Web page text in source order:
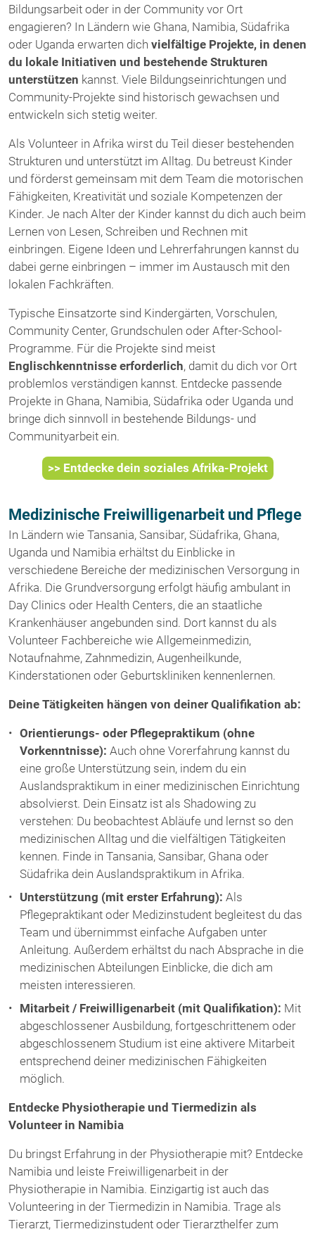
Bildungsarbeit oder in der Community vor Ort
engagieren? In Ländern wie Ghana, Namibia, Südafrika
oder Uganda erwarten dich vielfältige Projekte, in denen
du lokale Initiativen und bestehende Strukturen
unterstützen kannst. Viele Bildungseinrichtungen und
Community-Projekte sind historisch gewachsen und
entwickeln sich stetig weiter.
Als Volunteer in Afrika wirst du Teil dieser bestehenden
Strukturen und unterstützt im Alltag. Du betreust Kinder
und förderst gemeinsam mit dem Team die motorischen
Fähigkeiten, Kreativität und soziale Kompetenzen der
Kinder. Je nach Alter der Kinder kannst du dich auch beim
Lernen von Lesen, Schreiben und Rechnen mit
einbringen. Eigene Ideen und Lehrerfahrungen kannst du
dabei gerne einbringen – immer im Austausch mit den
lokalen Fachkräften.
Typische Einsatzorte sind Kindergärten, Vorschulen,
Community Center, Grundschulen oder After-School-
Programme. Für die Projekte sind meist
Englischkenntnisse erforderlich, damit du dich vor Ort
problemlos verständigen kannst. Entdecke passende
Projekte in Ghana, Namibia, Südafrika oder Uganda und
bringe dich sinnvoll in bestehende Bildungs- und
Communityarbeit ein.
>> Entdecke dein soziales Afrika-Projekt
Medizinische Freiwilligenarbeit und Pflege
In Ländern wie Tansania, Sansibar, Südafrika, Ghana,
Uganda und Namibia erhältst du Einblicke in
verschiedene Bereiche der medizinischen Versorgung in
Afrika. Die Grundversorgung erfolgt häufig ambulant in
Day Clinics oder Health Centers, die an staatliche
Krankenhäuser angebunden sind. Dort kannst du als
Volunteer Fachbereiche wie Allgemeinmedizin,
Notaufnahme, Zahnmedizin, Augenheilkunde,
Kinderstationen oder Geburtskliniken kennenlernen.
Deine Tätigkeiten hängen von deiner Qualifikation ab:
Orientierungs- oder Pflegepraktikum (ohne
Vorkenntnisse): Auch ohne Vorerfahrung kannst du
eine große Unterstützung sein, indem du ein
Auslandspraktikum in einer medizinischen Einrichtung
absolvierst. Dein Einsatz ist als Shadowing zu
verstehen: Du beobachtest Abläufe und lernst so den
medizinischen Alltag und die vielfältigen Tätigkeiten
kennen. Finde in Tansania, Sansibar, Ghana oder
Südafrika dein Auslandspraktikum in Afrika.
Unterstützung (mit erster Erfahrung): Als
Pflegepraktikant oder Medizinstudent begleitest du das
Team und übernimmst einfache Aufgaben unter
Anleitung. Außerdem erhältst du nach Absprache in die
medizinischen Abteilungen Einblicke, die dich am
meisten interessieren.
Mitarbeit / Freiwilligenarbeit (mit Qualifikation): Mit
abgeschlossener Ausbildung, fortgeschrittenem oder
abgeschlossenem Studium ist eine aktivere Mitarbeit
entsprechend deiner medizinischen Fähigkeiten
möglich.
Entdecke Physiotherapie und Tiermedizin als
Volunteer in Namibia
Du bringst Erfahrung in der Physiotherapie mit? Entdecke
Namibia und leiste Freiwilligenarbeit in der
Physiotherapie in Namibia. Einzigartig ist auch das
Volunteering in der Tiermedizin in Namibia. Trage als
Tierarzt, Tiermedizinstudent oder Tierarzthelfer zum